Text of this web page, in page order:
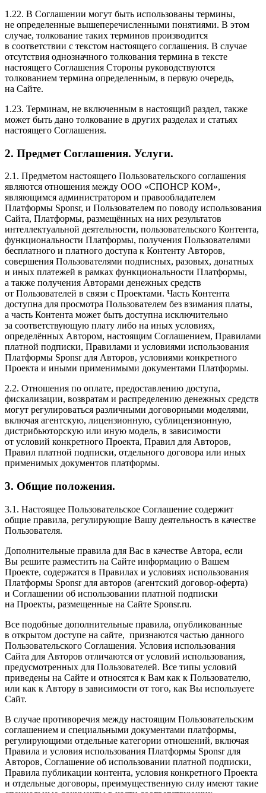
1.22. В Соглашении могут быть использованы термины,
не определенные вышеперечисленными понятиями. В этом
случае, толкование таких терминов производится
в соответствии с текстом настоящего соглашения. В случае
отсутствия однозначного толкования термина в тексте
настоящего Соглашения Стороны руководствуются
толкованием термина определенным, в первую очередь,
на Сайте.
1.23. Терминам, не включенным в настоящий раздел, также
может быть дано толкование в других разделах и статьях
настоящего Соглашения.
2. Предмет Соглашения. Услуги.
2.1. Предметом настоящего Пользовательского соглашения
являются отношения между ООО «СПОНСР КОМ»,
являющимся администратором и правообладателем
Платформы Sponsr, и Пользователем по поводу использования
Сайта, Платформы, размещённых на них результатов
интеллектуальной деятельности, пользовательского Контента,
функциональности Платформы, получения Пользователями
бесплатного и платного доступа к Контенту Авторов,
совершения Пользователями подписных, разовых, донатных
и иных платежей в рамках функциональности Платформы,
а также получения Авторами денежных средств
от Пользователей в связи с Проектами. Часть Контента
доступна для просмотра Пользователем без взимания платы,
а часть Контента может быть доступна исключительно
за соответствующую плату либо на иных условиях,
определённых Автором, настоящим Соглашением, Правилами
платной подписки, Правилами и условиями использования
Платформы Sponsr для Авторов, условиями конкретного
Проекта и иными применимыми документами Платформы.
2.2. Отношения по оплате, предоставлению доступа,
фискализации, возвратам и распределению денежных средств
могут регулироваться различными договорными моделями,
включая агентскую, лицензионную, сублицензионную,
дистрибьюторскую или иную модель, в зависимости
от условий конкретного Проекта, Правил для Авторов,
Правил платной подписки, отдельного договора или иных
применимых документов платформы.
3. Общие положения.
3.1. Настоящее Пользовательское Соглашение содержит
общие правила, регулирующие Вашу деятельность в качестве
Пользователя.
Дополнительные правила для Вас в качестве Автора, если
Вы решите разместить на Сайте информацию о Вашем
Проекте, содержатся в Правилах и условиях использования
Платформы Sponsr для авторов (агентский договор-оферта)
и Соглашении об использовании платной подписки
на Проекты, размещенные на Сайте Sponsr.ru.
Все подобные дополнительные правила, опубликованные
в открытом доступе на сайте, признаются частью данного
Пользовательского Соглашения. Условия использования
Сайта для Авторов отличаются от условий использования,
предусмотренных для Пользователей. Все типы условий
приведены на Сайте и относятся к Вам как к Пользователю,
или как к Автору в зависимости от того, как Вы используете
Сайт.
В случае противоречия между настоящим Пользовательским
соглашением и специальными документами платформы,
регулирующими отдельные категории отношений, включая
Правила и условия использования Платформы Sponsr для
Авторов, Соглашение об использовании платной подписки,
Правила публикации контента, условия конкретного Проекта
и отдельные договоры, преимущественную силу имеют такие